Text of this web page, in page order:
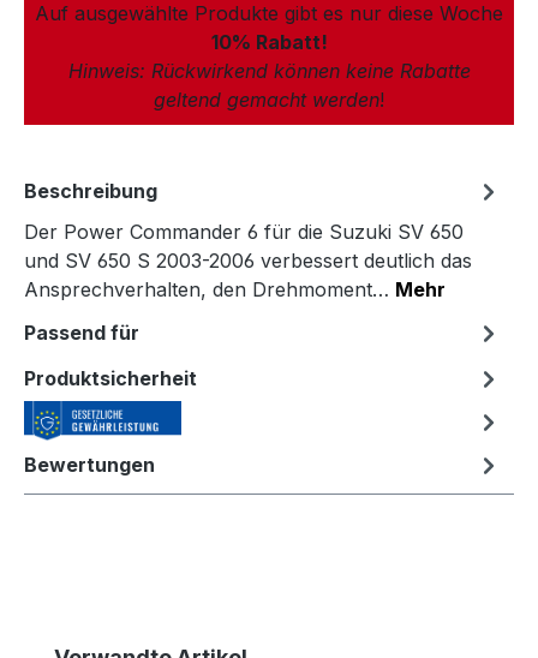
Auf ausgewählte Produkte gibt es nur diese Woche
10% Rabatt!
Hinweis: Rückwirkend können keine Rabatte
geltend gemacht werden!
Beschreibung
Der Power Commander 6 für die Suzuki SV 650
und SV 650 S 2003-2006 verbessert deutlich das
Ansprechverhalten, den Drehmoment… Mehr
Passend für
Produktsicherheit
Bewertungen